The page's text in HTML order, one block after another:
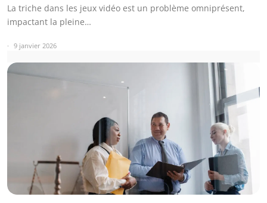
La triche dans les jeux vidéo est un problème omniprésent,
impactant la pleine…
9 janvier 2026